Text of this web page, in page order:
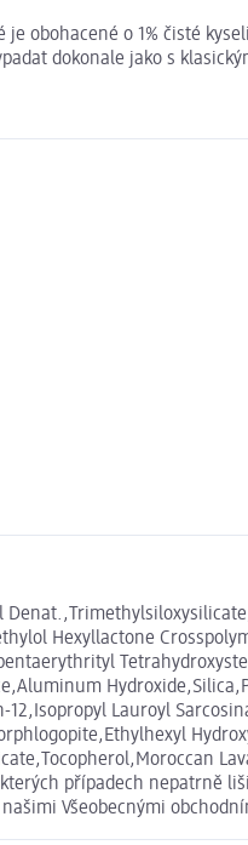
je obohacené o 1% čisté
dokonale jako s
Hexyllactone
Lauroyl
případech nepatrně
Všeobecnými